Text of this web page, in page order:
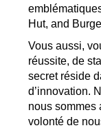
Hut, and
Vous aussi,
réussite, de
secret réside
d’innovation.
nous sommes
volonté de